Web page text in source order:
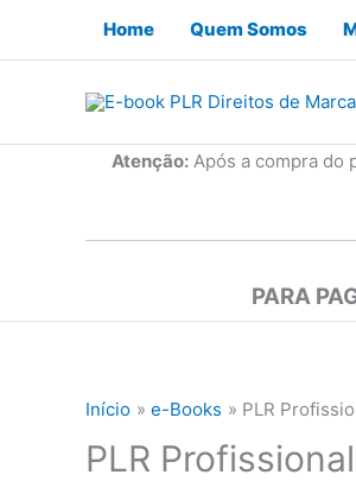
Home Quem Somos
Atenção:Após a compra do
PARA
Início e-Books PLR
PLR